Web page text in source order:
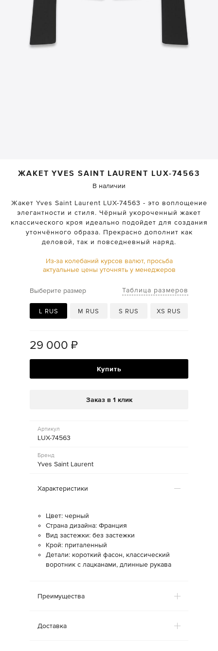
ЖАКЕТYVES SAINT LAURENT LUX-74563
В наличии
Жакет Yves Saint Laurent LUX-74563 - это воплощение
элегантности и стиля. Чёрный укороченный жакет
классического кроя идеально подойдет для создания
утончённого образа. Прекрасно дополнит как
деловой, так и повседневный наряд.
Из-за колебаний курсов валют, просьба
актуальные цены уточнять у менеджеров
Выберите размер Таблица размеров
L RUS M RUS S RUS XS RUS
29 000 ₽
Купить
Заказ в 1 клик
Артикул
LUX-74563
Бренд
Yves Saint Laurent
Характеристики
Цвет: черный
Страна дизайна: Франция
Вид застежки: без застежки
Крой: приталенный
Детали: короткий фасон, классический
воротник с лацканами, длинные рукава
Преимущества
Доставка